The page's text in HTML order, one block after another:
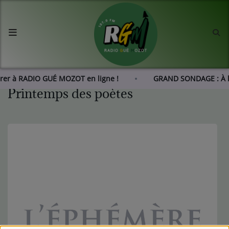
à RADIO GUÉ MOZOT en ligne ! GRAND SONDAGE
Agenda
Les actus de RGM
Printemps des poètes